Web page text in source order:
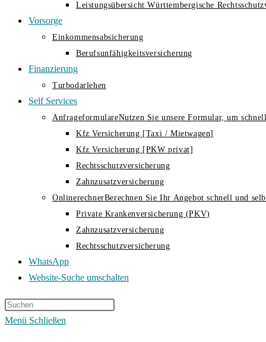
Leistungsübersicht Württembergische
Vorsorge
Einkommensabsicherung
Berufsunfähigkeitsversicherung
Finanzierung
Turbodarlehen
Self Services
AnfrageformulareNutzen Sie unsere Formular, um
Kfz Versicherung [Taxi / Mietwagen]
Kfz Versicherung [PKW privat]
Rechtsschutzversicherung
Zahnzusatzversicherung
OnlinerechnerBerechnen Sie Ihr Angebot schnell und
Private Krankenversicherung (PKV)
Zahnzusatzversicherung
Rechtsschutzversicherung
WhatsApp
Website-Suche umschalten
Menü Schließen